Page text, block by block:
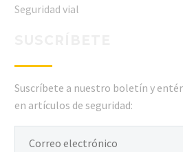
Seguridad vial
Suscríbete a nuestro boletín y
en artículos de seguridad: